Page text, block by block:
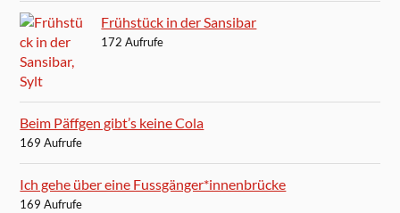
Frühstück in der Sansibar
172 Aufrufe
Beim Päffgen gibt’s keine Cola
169 Aufrufe
Ich gehe über eine Fussgänger*innenbrücke
169 Aufrufe